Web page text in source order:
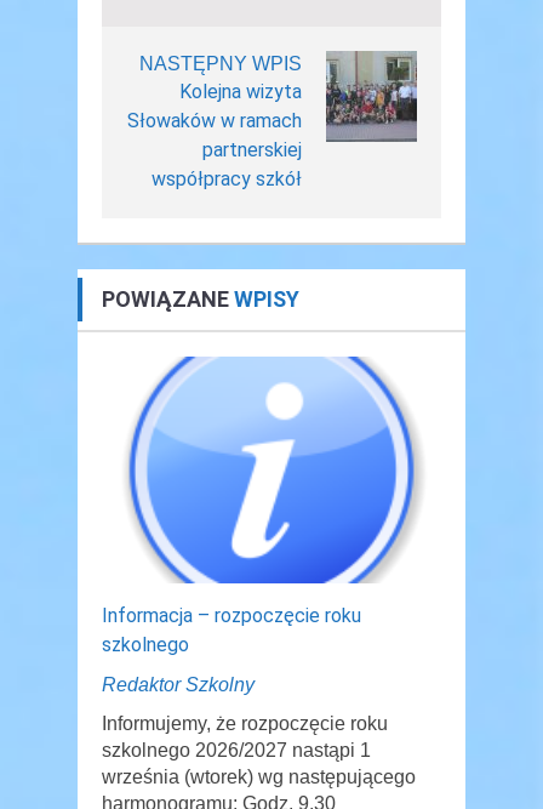
NASTĘPNY WPIS
Kolejna wizyta
Słowaków w ramach
partnerskiej
współpracy szkół
POWIĄZANEWPISY
Informacja – rozpoczęcie roku
szkolnego
Redaktor Szkolny
Informujemy, że rozpoczęcie roku
szkolnego 2026/2027 nastąpi 1
września (wtorek) wg następującego
harmonogramu: Godz. 9.30